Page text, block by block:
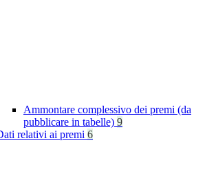
Ammontare complessivo dei premi (da
pubblicare in tabelle) 9
relativi ai premi 6